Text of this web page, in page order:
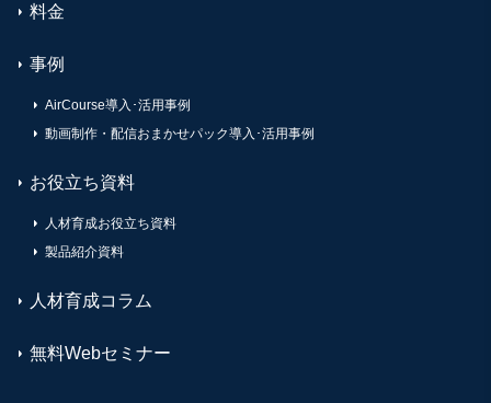
料金
事例
AirCourse導入･活用事例
動画制作・配信おまかせパック導入･活用事例
お役立ち資料
人材育成お役立ち資料
製品紹介資料
人材育成コラム
無料Webセミナー